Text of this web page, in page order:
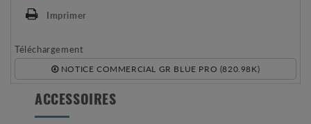
Imprimer
Téléchargement
NOTICE COMMERCIAL GR BLUE PRO (820.98K)
ACCESSOIRES